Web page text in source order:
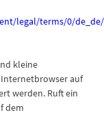
legal/terms/0/
kleine
auf
werden. Ruft ein
dem